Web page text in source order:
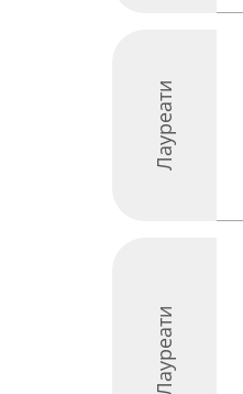
Лауреати
Лауреати